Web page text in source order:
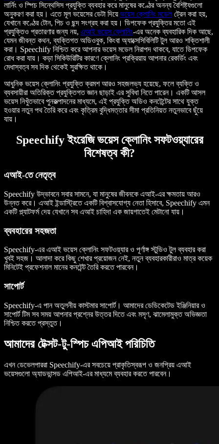
লার্নিং ও স্পিচ সিন্থেসিস প্রযুক্তি ব্যবহার করে মানুষের কণ্ঠের অনন্য বৈশিষ্ট্যগুলো
অনুকরণ করা হয়। এতে মূল ভয়েসের ডেটা দিয়ে ভয়েস ক্লোনিং মডেলট্রেন করা হয়,
যেখানে কণ্ঠের টোন, পিচ ও ছন্দ সংগ্রহ করা হয়। ডিপফেক প্রযুক্তির মতো এই
প্রযুক্তিও প্রতারণার জন্য নয়, এআই ভয়েস ক্লোনিং-এর অনেক ব্যবহারিক দিক আছে,
যেমন জীবন্ত কথন, ব্যক্তিগত অডিওবুক, কিংবা অ্যাক্সেসিবিলিটি টুল আরও শক্তিশালী
করা। Speechify নিশ্চিত করে আপনার ভয়েস মডেল নিরাপদ থাকবে, যাতে ডিপফেক
রোধ করা যায়। কড়া সিকিউরিটির কারণে ক্লোনিং প্রক্রিয়ায় আপনার রেকর্ডিং এবং
মেধাস্বত্ব সব দিক থেকেই সুরক্ষিত থাকে।
আধুনিক ভয়েস ক্লোনিং প্রযুক্তি ক্রমশ আরও সহজলভ্য হয়েছে, ফলে ব্যক্তি ও
ব্যবসায়ীরা অতিরিক্ত প্রযুক্তিগত জ্ঞান ছাড়াই এর সুবিধা নিতে পারেন। একটি আসল
ভয়েস নিখুঁতভাবে পুনরুত্পাদনের মাধ্যমে, এই প্রযুক্তি অডিও কনটেন্টের সাথে যুক্ত
হওয়ার নতুন পথ তৈরি করে এবং কৃত্রিম বুদ্ধিমত্তার সীমা প্রতিনিয়ত নতুনভাবে ছুঁয়ে
যায়।
Speechify ইংরেজি ভয়েস ক্লোনিং সফটওয়্যারের
বিশেষত্ব কী?
এআই-তে নেতৃত্ব
Speechify উদ্ভাবনে সবার সামনে, যা মানুষের জীবনকে এআই-এর ক্ষমতায় আরও
উন্নত করে। এআই ইন্ডাস্ট্রিতে একটি বিশ্বাসযোগ্য নেতা হিসাবে, Speechify এমন
একটি প্ল্যাটফর্ম দেয় যেখানে সব এআই চাহিদা এক জায়গাতেই মেটানো যায়।
ব্যবহারের সহজতা
Speechify-এর এআই ভয়েস ক্লোনিং সফটওয়্যার ও পূর্ণাঙ্গ স্টুডিও টুল ব্যবহার করা
খুবই সহজ। আলাদা করে কিছু শেখার প্রয়োজন নেই, নতুন ব্যবহারকারীরাও মাত্র কয়েক
মিনিটেই প্রফেশনাল মানের কনটেন্ট তৈরি করতে পারবেন।
সাপোর্ট
Speechify-এ পান অতুলনীয় কাস্টমার সাপোর্ট। আমাদের ডেডিকেটেড ইঞ্জিনিয়ার ও
সাপোর্ট টিম সব সময় আপনার প্রশ্নের উত্তর দিতে এবং মসৃণ, ঝামেলামুক্ত অভিজ্ঞতা
নিশ্চিত করতে প্রস্তুত।
আমাদের টেক্সট-টু-স্পিচ এপিআই পরিচিতি
এখন ডেভেলপাররা Speechify-এর সবচেয়ে প্রাকৃতিস্বরূপ ও জনপ্রিয় এআই
ভয়েসগুলো অ্যাডভান্সড এপিআই-এর মাধ্যমে ব্যবহার করতে পারবেন।